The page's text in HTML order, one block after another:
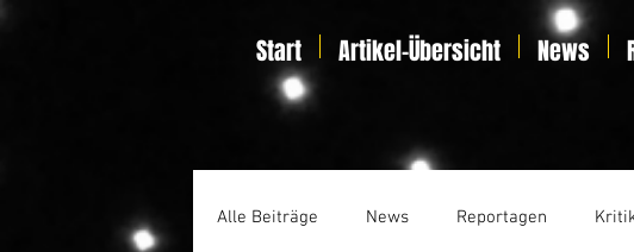
Start Artikel-Übersicht News
Alle Beiträge News Reportagen